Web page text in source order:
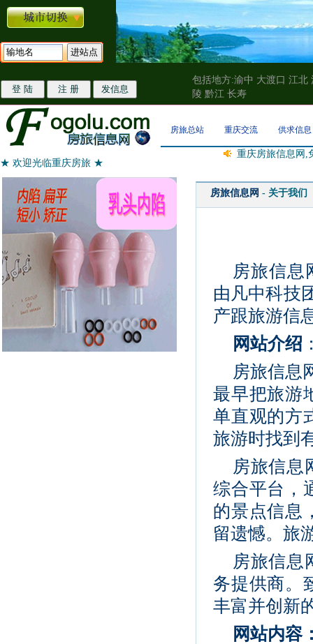
包括地方:渝中 大渡口 江北
陵 黔江 长寿
房旅总站 重庆交流 供求信息
★ 欢迎光临重庆房旅 ★
重庆房旅信息网,
房旅信息网 - 关于我们
房旅信息
由凡中科技
产跟旅游信
网站介绍
房旅信息
最早把旅游
单直观的方
旅游时找到
房旅信息
综合平台，
的景点信息
留遗憾。旅
房旅信息
务提供商。
丰富并创新
网站内容